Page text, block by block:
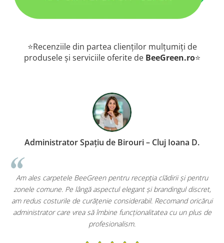
⭐Recenziile din partea clienților mulțumiți de
produsele și serviciile oferite de BeeGreen.ro⭐
de Birouri – Cluj Ioana D.
pentru recepția clădirii și pentru
aspectul elegant și brandingul discret,
curățenie considerabil. Recomand oricărui
să îmbine funcționalitatea cu un plus de
Proprietar
Primul lucru pe care îl
imprimat pe
extrem de practice –
păstrează restaurantul